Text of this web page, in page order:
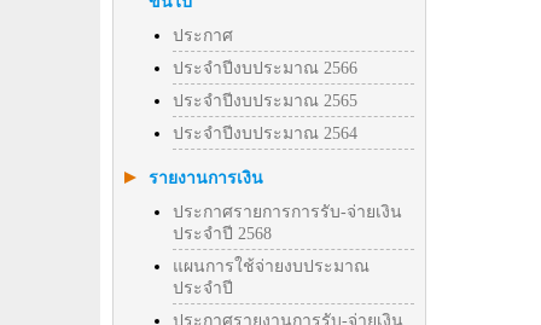
ประกาศ
ประจำปีงบประมาณ 2566
ประจำปีงบประมาณ 2565
ประจำปีงบประมาณ 2564
รายงานการเงิน
ประกาศรายการการรับ-จ่ายเงิน
ประจำปี 2568
แผนการใช้จ่ายงบประมาณ
ประจำปี
ประกาศรายงานการรับ-จ่ายเงิน